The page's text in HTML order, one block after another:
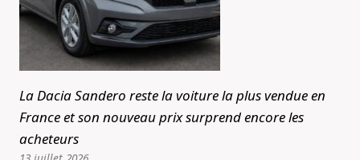
La Dacia Sandero reste la voiture la plus vendue en
France et son nouveau prix surprend encore les
acheteurs